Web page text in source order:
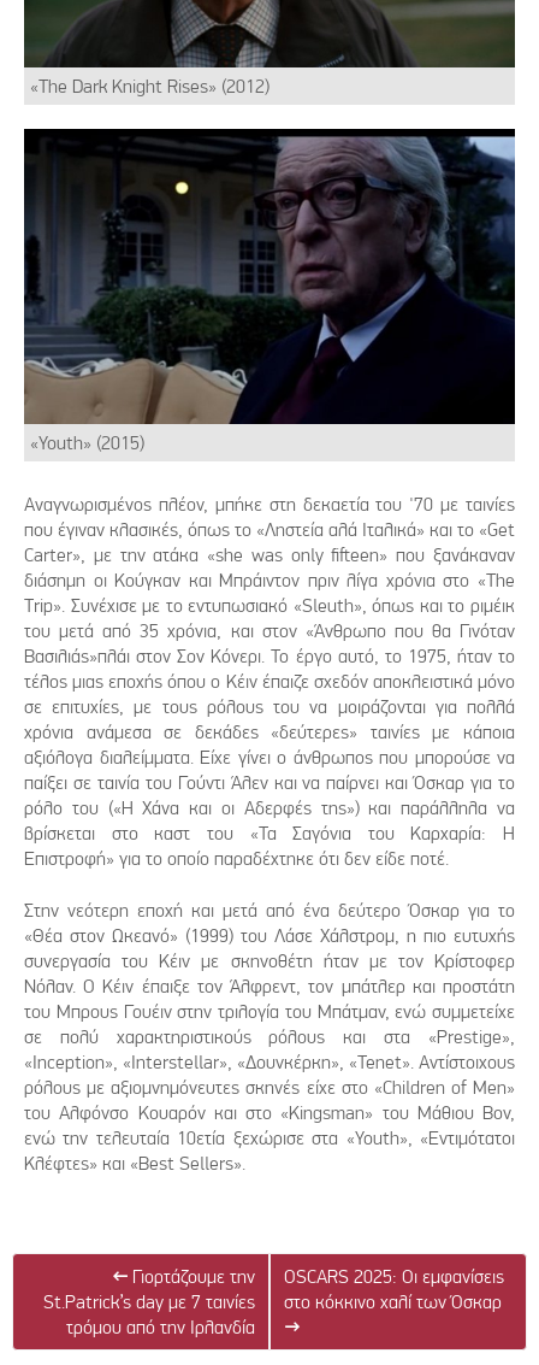
«The Dark Knight Rises» (2012)
«Youth» (2015)
Αναγνωρισμένος πλέον, μπήκε στη δεκαετία του '70 με ταινίες
που έγιναν κλασικές, όπως το «Ληστεία αλά Ιταλικά» και το «Get
Carter», με την ατάκα «she was only fifteen» που ξανάκαναν
διάσημη οι Κούγκαν και Μπράιντον πριν λίγα χρόνια στο «The
Trip». Συνέχισε με το εντυπωσιακό «Sleuth», όπως και το ριμέικ
του μετά από 35 χρόνια, και στον «Άνθρωπο που θα Γινόταν
Βασιλιάς»πλάι στον Σον Κόνερι. Το έργο αυτό, το 1975, ήταν το
τέλος μιας εποχής όπου ο Κέιν έπαιζε σχεδόν αποκλειστικά μόνο
σε επιτυχίες, με τους ρόλους του να μοιράζονται για πολλά
χρόνια ανάμεσα σε δεκάδες «δεύτερες» ταινίες με κάποια
αξιόλογα διαλείμματα. Είχε γίνει ο άνθρωπος που μπορούσε να
παίξει σε ταινία του Γούντι Άλεν και να παίρνει και Όσκαρ για το
ρόλο του («Η Χάνα και οι Αδερφές της») και παράλληλα να
βρίσκεται στο καστ του «Τα Σαγόνια του Καρχαρία: Η
Επιστροφή» για το οποίο παραδέχτηκε ότι δεν είδε ποτέ.
Στην νεότερη εποχή και μετά από ένα δεύτερο Όσκαρ για το
«Θέα στον Ωκεανό» (1999) του Λάσε Χάλστρομ, η πιο ευτυχής
συνεργασία του Κέιν με σκηνοθέτη ήταν με τον Κρίστοφερ
Νόλαν. Ο Κέιν έπαιξε τον Άλφρεντ, τον μπάτλερ και προστάτη
του Μπρους Γουέιν στην τριλογία του Μπάτμαν, ενώ συμμετείχε
σε πολύ χαρακτηριστικούς ρόλους και στα «Prestige»,
«Inception», «Interstellar», «Δουνκέρκη», «Tenet». Αντίστοιχους
ρόλους με αξιομνημόνευτες σκηνές είχε στο «Children of Men»
του Αλφόνσο Κουαρόν και στο «Kingsman» του Μάθιου Βον,
ενώ την τελευταία 10ετία ξεχώρισε στα «Youth», «Εντιμότατοι
Κλέφτες» και «Best Sellers».
← Γιορτάζουμε την
St.Patrick’s day με 7 ταινίες
τρόμου από την Ιρλανδία
OSCARS 2025: Οι εμφανίσεις
στο κόκκινο χαλί των Όσκαρ
→